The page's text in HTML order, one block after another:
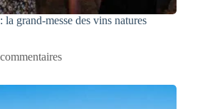
grand-messe des vins natures